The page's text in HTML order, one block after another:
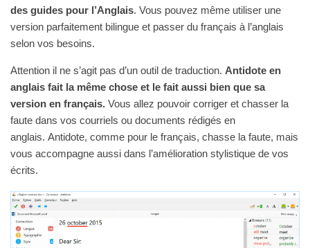
des guides pour l’Anglais. Vous pouvez même utiliser une
version parfaitement bilingue et passer du français à l’anglais
selon vos besoins.
Attention il ne s’agit pas d’un outil de traduction. Antidote en
anglais fait la même chose et le fait aussi bien que sa
version en français. Vous allez pouvoir corriger et chasser la
faute dans vos courriels ou documents rédigés en
anglais. Antidote, comme pour le français, chasse la faute, mais
vous accompagne aussi dans l’amélioration stylistique de vos
écrits.